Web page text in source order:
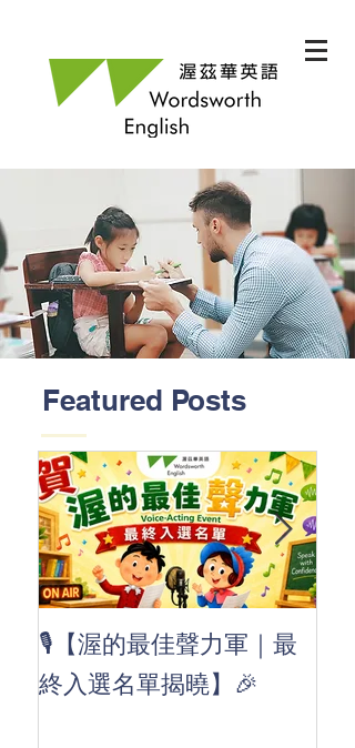
Featured Posts
🎙️【渥的最佳聲力軍｜最
終入選名單揭曉】🎉